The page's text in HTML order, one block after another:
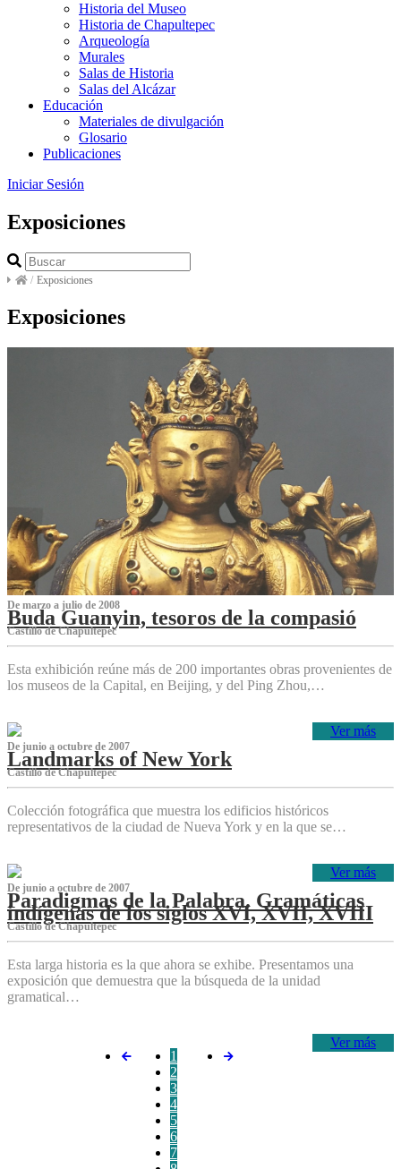
Historia del Museo
Historia de Chapultepec
Arqueología
Murales
Salas de Historia
Salas del Alcázar
Educación
Materiales de divulgación
Glosario
Publicaciones
Iniciar Sesión
Exposiciones
/ Exposiciones
Exposiciones
De marzo a julio de 2008
Buda Guanyin, tesoros de la compasió
Castillo de Chapultepec
Esta exhibición reúne más de 200 importantes obras provenientes de
los museos de la Capital, en Beijing, y del Ping Zhou,…
Ver más
De junio a octubre de 2007
Landmarks of New York
Castillo de Chapultepec
Colección fotográfica que muestra los edificios históricos
representativos de la ciudad de Nueva York y en la que se…
Ver más
De junio a octubre de 2007
Paradigmas de la Palabra. Gramáticas
indígenas de los siglos XVI, XVII, XVIII
Castillo de Chapultepec
Esta larga historia es la que ahora se exhibe. Presentamos una
exposición que demuestra que la búsqueda de la unidad
gramatical…
Ver más
1
2
3
4
5
6
7